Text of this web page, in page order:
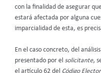
con la finalidad de asegurar
estará afectada por alguna
imparcialidad de esta, es
En el caso concreto, del
presentado por el solicitante,
el artículo 62 del Código